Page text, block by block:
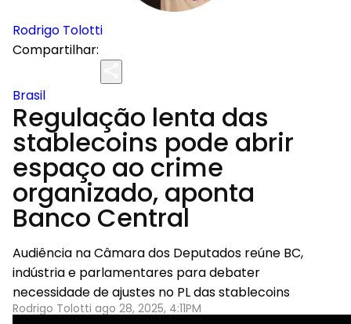
Rodrigo Tolotti
Compartilhar:
Brasil
Regulação lenta das
stablecoins pode abrir
espaço ao crime
organizado, aponta
Banco Central
Audiência na Câmara dos Deputados reúne BC,
indústria e parlamentares para debater
necessidade de ajustes no PL das stablecoins
Rodrigo Tolotti ago 28, 2025, 4:11PM